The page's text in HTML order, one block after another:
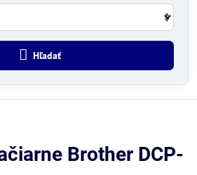
Hľadať
Brother DCP-